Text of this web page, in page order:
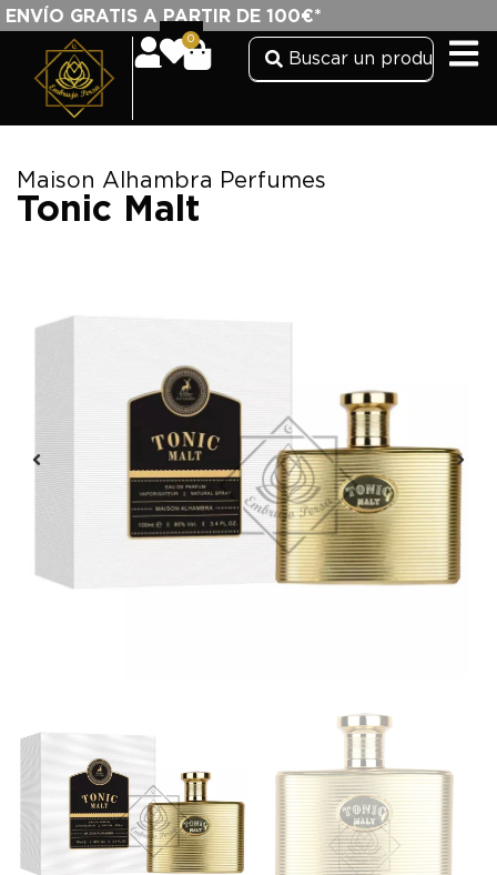
ENVÍO GRATIS A PARTIR DE 100€*
0
Maison Alhambra Perfumes
Tonic Malt